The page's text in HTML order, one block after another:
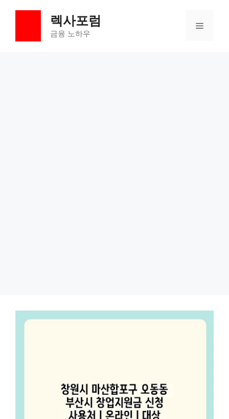
렉사포럼
금융 노하우
메